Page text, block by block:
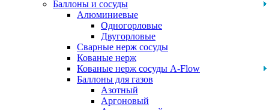
Баллоны и сосуды
Алюминиевые
Одногорловые
Двугорловые
Сварные нерж сосуды
Кованые нерж
Кованые нерж сосуды A-Flow
Баллоны для газов
Азотный
Аргоновый